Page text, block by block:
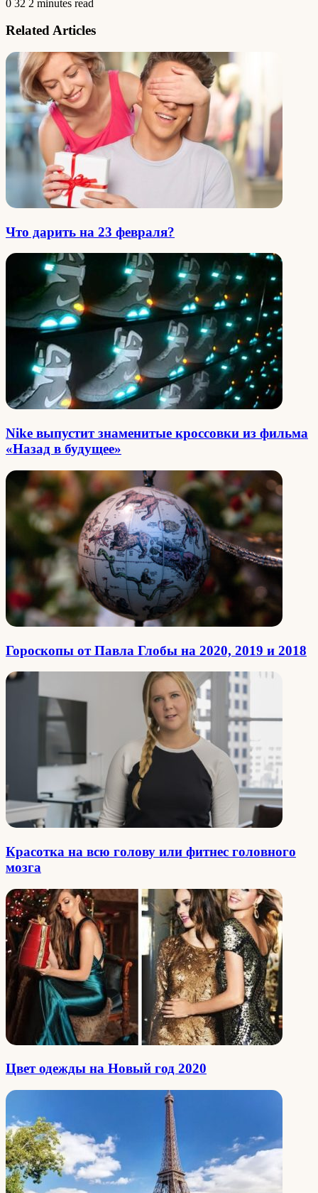
0 32 2 minutes read
Related Articles
Что дарить на 23 февраля?
Nike выпустит знаменитые кроссовки из фильма
«Назад в будущее»
Гороскопы от Павла Глобы на 2020, 2019 и 2018
Красотка на всю голову или фитнес головного
мозга
Цвет одежды на Новый год 2020